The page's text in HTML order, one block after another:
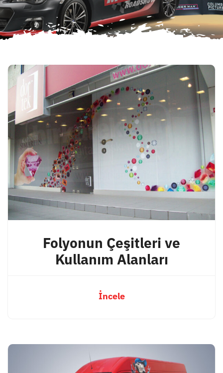
Folyonun Çeşitleri ve
Kullanım Alanları
İncele